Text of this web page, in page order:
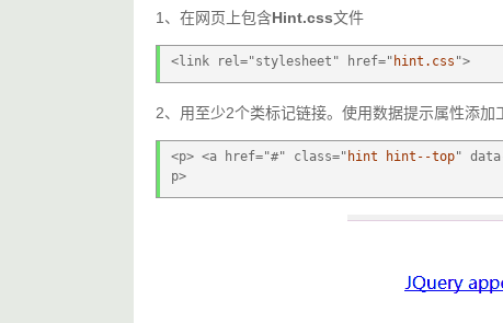
1、在网页上包含Hint.css文件
<link rel="stylesheet" href=" hint.css ">
2、用至少2个类标记链接。使用数据提示属性添加
<p> <a href="#" class=" hint hint--top"
p>